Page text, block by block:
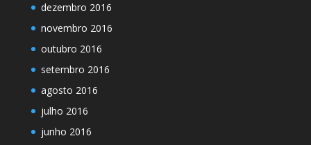
dezembro 2016
novembro 2016
outubro 2016
setembro 2016
agosto 2016
julho 2016
junho 2016